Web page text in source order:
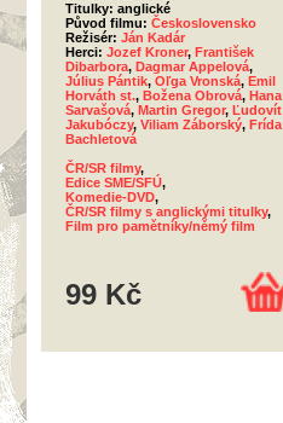
Titulky: anglické
Původ filmu: Československo
Režisér: Ján Kadár
Herci: Jozef Kroner, František
Dibarbora, Dagmar Appelová,
Július Pántik, Oľga Vronská, Emil
Horváth st., Božena Obrová, Hana
Sarvašová, Martin Gregor, Ľudovít
Jakubóczy, Viliam Záborský, Frída
Bachletová
ČR/SR filmy,
Edice SME/SFÚ,
Komedie-DVD,
ČR/SR filmy s anglickými titulky,
Film pro pamětníky/němý film
99 Kč